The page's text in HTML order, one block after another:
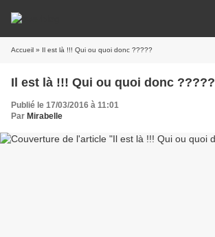
Accueil » Il est là !!! Qui ou quoi donc ?????
Il est là !!! Qui ou quoi donc ?????
Publié le 17/03/2016 à 11:01
Par Mirabelle